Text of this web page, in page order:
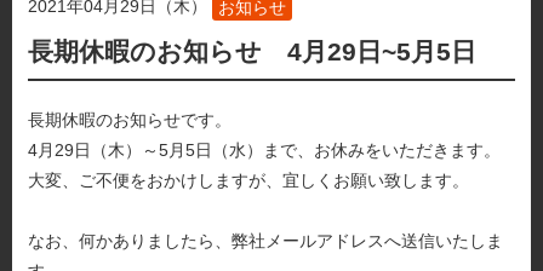
2021年04月29日（木） お知らせ
長期休暇のお知らせ 4月29日~5月5日
長期休暇のお知らせです。
4月29日（木）～5月5日（水）まで、お休みをいただきます。
大変、ご不便をおかけしますが、宜しくお願い致します。
なお、何かありましたら、弊社メールアドレスへ送信いたしま